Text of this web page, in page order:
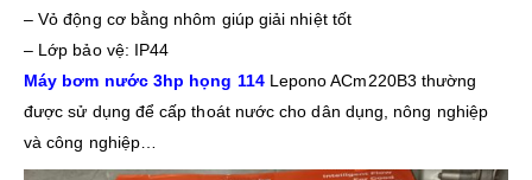
– Vỏ động cơ bằng nhôm giúp giải nhiệt tốt
– Lớp bảo vệ: IP44
Máy bơm nước 3hp họng 114Lepono ACm220B3 thường
được sử dụng để cấp thoát nước cho dân dụng, nông nghiệp
và công nghiệp…